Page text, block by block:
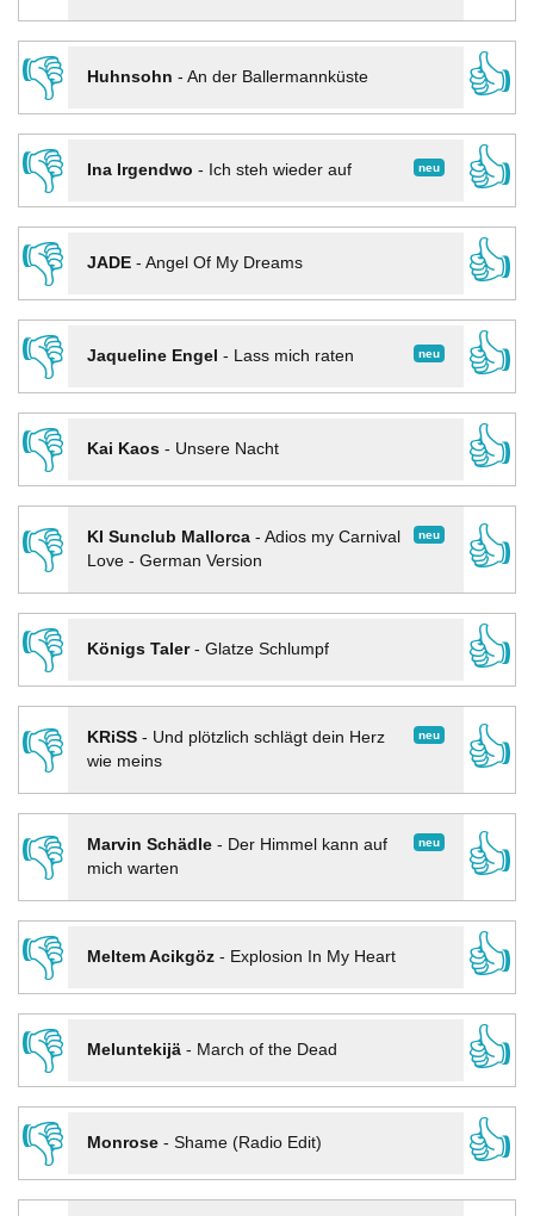
👎
Huhnsohn - An der Ballermannküste
👍
👎
neu
Ina Irgendwo - Ich steh wieder auf
👍
👎
JADE- Angel Of My Dreams
👍
👎
neu
Jaqueline Engel - Lass mich raten
👍
👎
Kai Kaos- Unsere Nacht
👍
👎
neu
KI Sunclub Mallorca- Adios my Carnival
Love - German Version
👍
👎
Königs Taler- Glatze Schlumpf
👍
👎
neu
KRiSS- Und plötzlich schlägt dein Herz
wie meins
👍
👎 neu
Marvin Schädle- Der Himmel kann auf
mich warten
👍
👎
Meltem Acikgöz- Explosion In My Heart
👍
👎
Meluntekijä- March of the Dead
👍
👎
Monrose- Shame (Radio Edit)
👍